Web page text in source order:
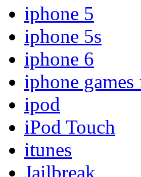
iphone 5
iphone 5s
iphone 6
iphone games
ipod
iPod Touch
itunes
Jailbreak